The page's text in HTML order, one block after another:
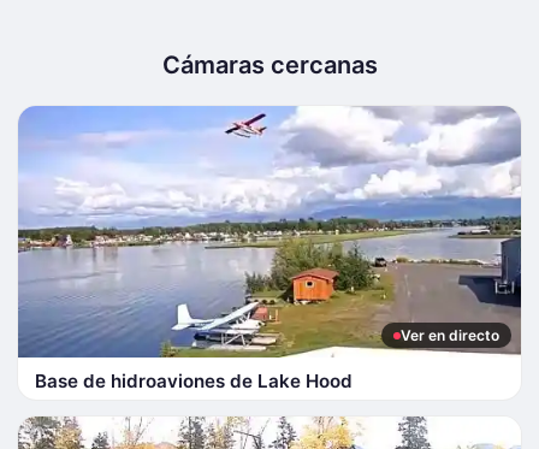
Cámaras cercanas
Ver en directo
Base de hidroaviones de Lake Hood